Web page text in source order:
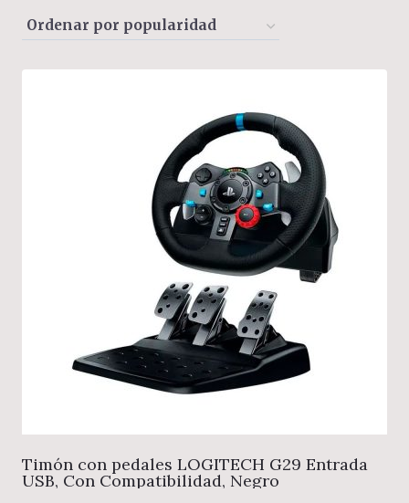
Timón con pedales LOGITECH G29 Entrada
USB, Con Compatibilidad, Negro